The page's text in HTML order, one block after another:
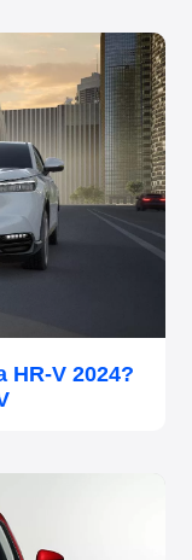
HR-V 2024?